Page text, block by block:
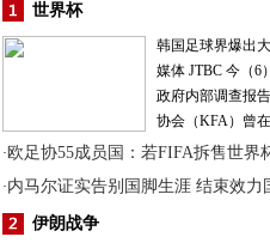
世界杯
韩国足球界爆出
媒体 JTBC 今（6
政府内部调查报
协会（KFA）曾
·欧足协55成员国：若FIFA拆售世界
·内马尔证实告别国脚生涯 结束效力
伊朗战争